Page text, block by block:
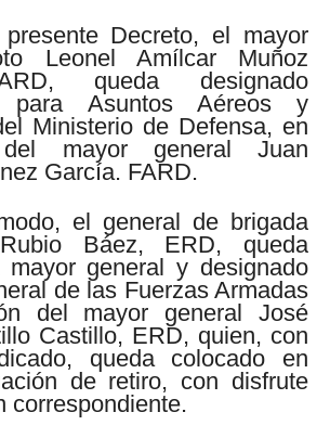
Decreto, el mayor
Leonel Amílcar Muñoz
queda designado
para Asuntos Aéreos y
Ministerio de Defensa, en
del mayor general Juan
García. FARD.
el general de brigada
Báez, ERD, queda
mayor general y designado
de las Fuerzas Armadas
del mayor general José
Castillo, ERD, quien, con
queda colocado en
de retiro, con disfrute
correspondiente.